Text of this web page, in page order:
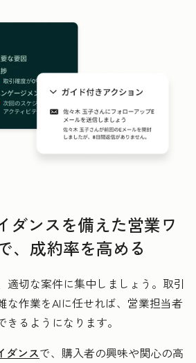
ダンスを備えた営業ワ
、成約率を高める
適切な案件に集中しましょう。取引
な作業をAIに任せれば、営業担当者
るようになります。
ダンスで、購入者の興味や関心の高